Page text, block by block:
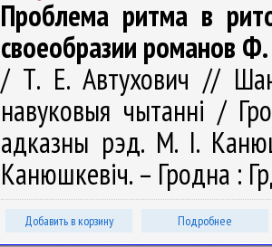
Проблема ритма в
своеобразии романов
/ Т. Е. Автухович //
навуковыя чытаннi /
адказны рэд. М. І.
Канюшкевіч. – Гродна :
Добавить в корзину Подробнее